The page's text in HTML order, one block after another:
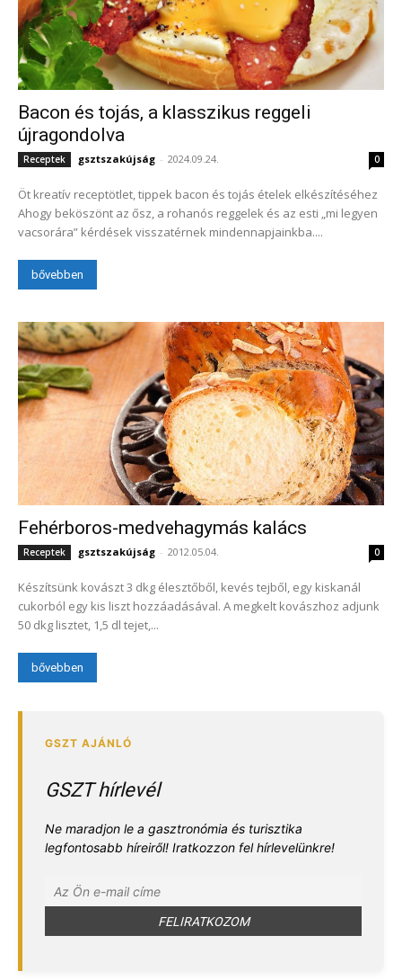
Bacon és tojás, a klasszikus reggeli
újragondolva
Receptek gsztszakújság - 2024.09.24. 0
Öt kreatív receptötlet, tippek bacon és tojás ételek elkészítéséhez
Ahogy beköszönt az ősz, a rohanós reggelek és az esti „mi legyen
vacsorára” kérdések visszatérnek mindennapjainkba....
bővebben
Fehérboros-medvehagymás kalács
Receptek gsztszakújság - 2012.05.04. 0
Készítsünk kovászt 3 dkg élesztőből, kevés tejből, egy kiskanál
cukorból egy kis liszt hozzáadásával. A megkelt kovászhoz adjunk
50 dkg lisztet, 1,5 dl tejet,...
bővebben
GSZT hírlevél
Ne maradjon le a gasztronómia és turisztika
legfontosabb híreiről! Iratkozzon fel hírlevelünkre!